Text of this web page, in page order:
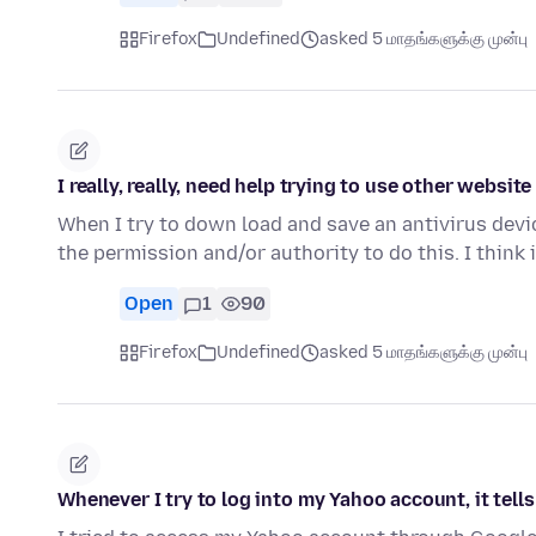
Firefox Undefined asked 5 மாதங்களுக்கு முன்பு
I really, really, need help trying to use other
When I try to down load and save an antivirus
the permission and/or authority to do this. I think
Open 1 90
Firefox Undefined asked 5 மாதங்களுக்கு முன்பு
Whenever I try to log into my Yahoo account, it